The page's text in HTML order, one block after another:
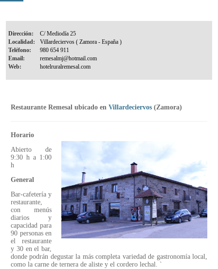
Dirección:
Localidad:
Teléfono:
Email:
Web:
Restaurante Remesal ubicado en Villardeciervos (Zamora)
Horario
Abierto de
9:30 h a 1:00
h
General
Bar-cafetería y
restaurante,
con menús
diarios y
capacidad para
90 personas en
el restaurante
y 30 en el bar,
donde podrán degustar la más completa variedad de gastronomía local,
como la carne de ternera de aliste y el cordero lechal. `